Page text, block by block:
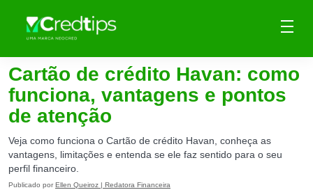
Cartão de crédito Havan: como
funciona, vantagens e pontos
de atenção
Veja como funciona o Cartão de crédito Havan, conheça as
vantagens, limitações e entenda se ele faz sentido para o seu
perfil financeiro.
Publicado por Ellen Queiroz | Redatora Financeira